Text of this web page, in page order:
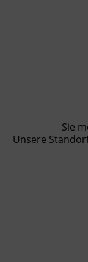
Abschluss
Hotline
Sichern
Sie
Unsere